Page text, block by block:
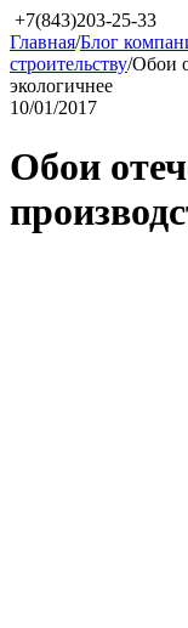
+7(843)203-25-33
Главная/Блог
строительству/Обои
экологичнее
10/01/2017
Обои